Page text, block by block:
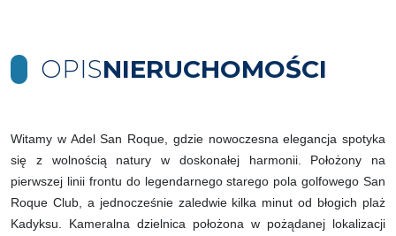
OPISNIERUCHOMOŚCI
Witamy w Adel San Roque, gdzie nowoczesna elegancja spotyka
się z wolnością natury w doskonałej harmonii. Położony na
pierwszej linii frontu do legendarnego starego pola golfowego San
Roque Club, a jednocześnie zaledwie kilka minut od błogich plaż
Kadyksu. Kameralna dzielnica położona w pożądanej lokalizacji